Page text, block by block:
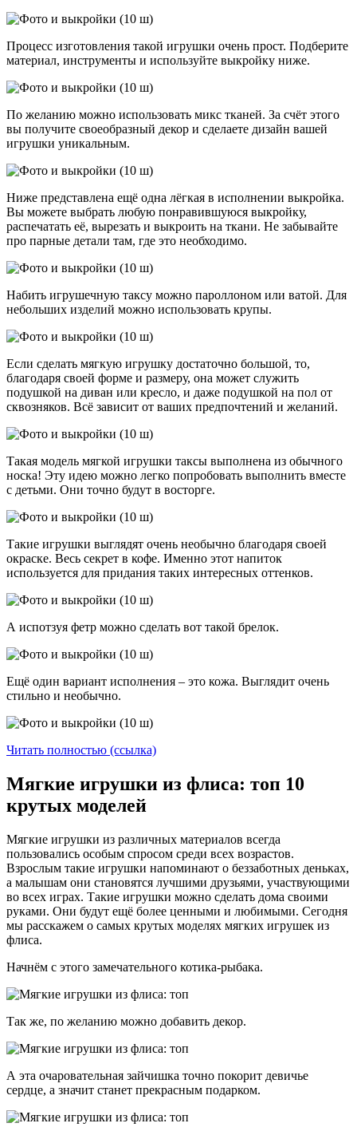
Процесс изготовления такой игрушки очень прост. Подберите
материал, инструменты и используйте выкройку ниже.
По желанию можно использовать микс тканей. За счёт этого
вы получите своеобразный декор и сделаете дизайн вашей
игрушки уникальным.
Ниже представлена ещё одна лёгкая в исполнении выкройка.
Вы можете выбрать любую понравившуюся выкройку,
распечатать её, вырезать и выкроить на ткани. Не забывайте
про парные детали там, где это необходимо.
Набить игрушечную таксу можно пароллоном или ватой. Для
небольших изделий можно использовать крупы.
Если сделать мягкую игрушку достаточно большой, то,
благодаря своей форме и размеру, она может служить
подушкой на диван или кресло, и даже подушкой на пол от
сквозняков. Всё зависит от ваших предпочтений и желаний.
Такая модель мягкой игрушки таксы выполнена из обычного
носка! Эту идею можно легко попробовать выполнить вместе
с детьми. Они точно будут в восторге.
Такие игрушки выглядят очень необычно благодаря своей
окраске. Весь секрет в кофе. Именно этот напиток
используется для придания таких интересных оттенков.
А испотзуя фетр можно сделать вот такой брелок.
Ещё один вариант исполнения – это кожа. Выглядит очень
стильно и необычно.
Читать полностью (ссылка)
Мягкие игрушки из флиса: топ 10
крутых моделей
Мягкие игрушки из различных материалов всегда
пользовались особым спросом среди всех возрастов.
Взрослым такие игрушки напоминают о беззаботных деньках,
а малышам они становятся лучшими друзьями, участвующими
во всех играх. Такие игрушки можно сделать дома своими
руками. Они будут ещё более ценными и любимыми. Сегодня
мы расскажем о самых крутых моделях мягких игрушек из
флиса.
Начнём с этого замечательного котика-рыбака.
Так же, по желанию можно добавить декор.
А эта очаровательная зайчишка точно покорит девичье
сердце, а значит станет прекрасным подарком.